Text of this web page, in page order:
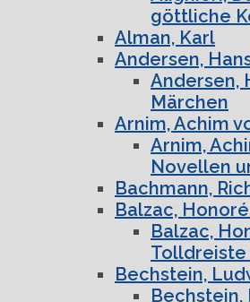
göttliche
Alman, Karl
Andersen,
Andersen,
Märchen
Arnim, Achim
Arnim,
Novellen
Bachmann,
Balzac,
Balzac,
Tolldreiste
Bechstein,
Bechstein,